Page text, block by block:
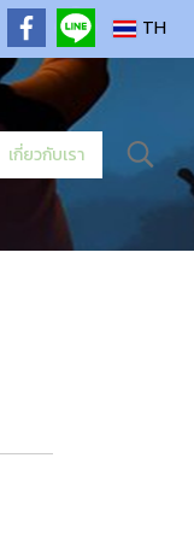
TH
เกี่ยวกับเรา